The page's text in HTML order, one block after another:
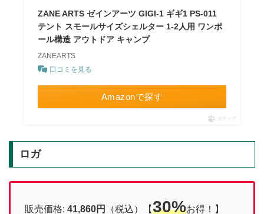
ZANE ARTS ゼインアーツ GIGI-1 ギギ1 PS-011
テント スモールサイズシェルター 1-2人用 ワンポ
ール構造 アウトドア キャンプ
ZANEARTS
口コミを見る
Amazonで探す
ポチップ
ロガ
販売価格: 41,860円 （税込）【30%お得！】